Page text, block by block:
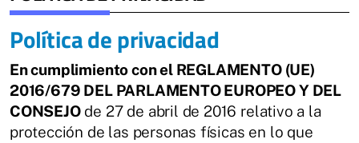
Política de privacidad
En cumplimiento con el REGLAMENTO (UE)
2016/679 DEL PARLAMENTO EUROPEO Y DEL
CONSEJOde 27 de abril de 2016 relativo a la
protección de las personas físicas en lo que